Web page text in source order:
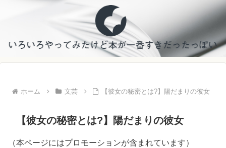
ホーム 文芸 【彼女の秘密とは?】陽だまりの彼女
【彼女の秘密とは?】陽だまりの彼女
（本ページにはプロモーションが含まれています）